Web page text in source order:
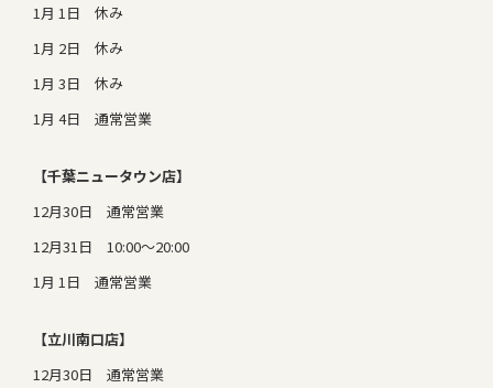
1月 1日 休み
1月 2日 休み
1月 3日 休み
1月 4日 通常営業
【千葉ニュータウン店】
12月30日 通常営業
12月31日 10:00～20:00
1月 1日 通常営業
【立川南口店】
12月30日 通常営業